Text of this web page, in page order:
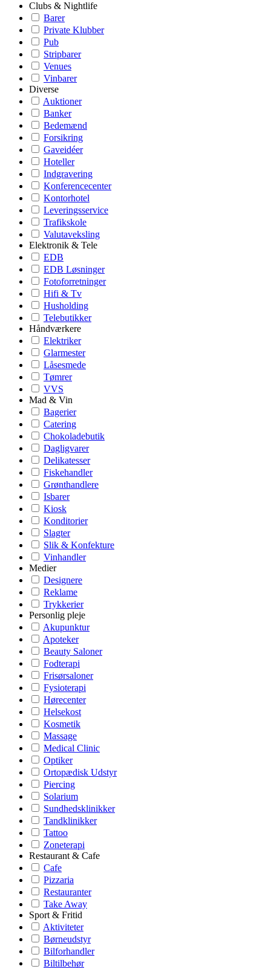
Clubs & Nightlife
Barer
Private Klubber
Pub
Stripbarer
Venues
Vinbarer
Diverse
Auktioner
Banker
Bedemænd
Forsikring
Gaveidéer
Hoteller
Indgravering
Konferencecenter
Kontorhotel
Leveringsservice
Trafikskole
Valutaveksling
Elektronik & Tele
EDB
EDB Løsninger
Fotoforretninger
Hifi & Tv
Husholding
Telebutikker
Håndværkere
Elektriker
Glarmester
Låsesmede
Tømrer
VVS
Mad & Vin
Bagerier
Catering
Chokoladebutik
Dagligvarer
Delikatesser
Fiskehandler
Grønthandlere
Isbarer
Kiosk
Konditorier
Slagter
Slik & Konfekture
Vinhandler
Medier
Designere
Reklame
Trykkerier
Personlig pleje
Akupunktur
Apoteker
Beauty Saloner
Fodterapi
Frisørsaloner
Fysioterapi
Hørecenter
Helsekost
Kosmetik
Massage
Medical Clinic
Optiker
Ortopædisk Udstyr
Piercing
Solarium
Sundhedsklinikker
Tandklinikker
Tattoo
Zoneterapi
Restaurant & Cafe
Cafe
Pizzaria
Restauranter
Take Away
Sport & Fritid
Aktiviteter
Børneudstyr
Bilforhandler
Biltilbehør